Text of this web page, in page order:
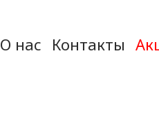
О нас Контакты